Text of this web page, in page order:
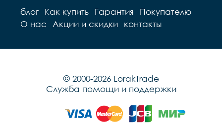
блог Как купить Гарантия
Покупателю
О нас
Акции и скидки контакты
© 2000-2026 LorakTrade
Служба помощи и поддержки